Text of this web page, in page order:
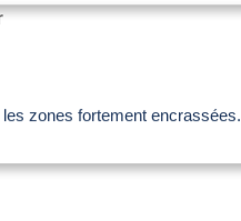
zones fortement encrassées.